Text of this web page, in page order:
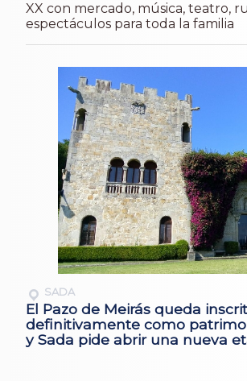
XX con mercado, música, teatro,
espectáculos para toda la familia
SADA
El Pazo de Meirás queda
definitivamente como
y Sada pide abrir una nueva